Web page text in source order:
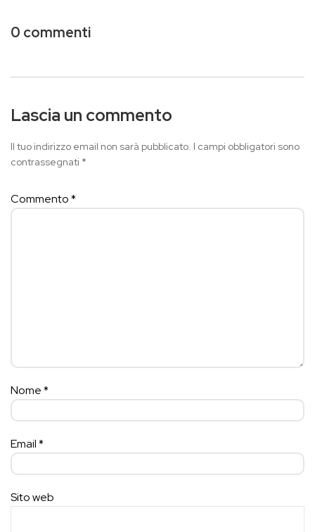
0 commenti
Lascia un commento
Il tuo indirizzo email non sarà pubblicato. I campi obbligatori sono
contrassegnati *
Commento*
Nome*
Email*
Sito web